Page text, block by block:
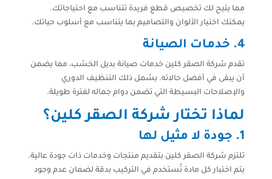
مما يتيح لك تخصيص قطع فريدة تتناسب مع احتياجاتك.
يمكنك اختيار الألوان والتصاميم بما يتناسب مع أسلوب حياتك.
4. خدمات الصيانة
تقدم شركة الصقر كلين خدمات صيانة بديل الخشب، مما يضمن
أن يبقى في أفضل حالاته. يشمل ذلك التنظيف الدوري
والإصلاحات البسيطة التي تضمن دوام جماله لفترة طويلة.
لماذا تختار شركة الصقر كلين؟
1. جودة لا مثيل لها
تلتزم شركة الصقر كلين بتقديم منتجات وخدمات ذات جودة عالية.
يتم اختبار كل مادة تُستخدم في التركيب بدقة لضمان عدم وجود